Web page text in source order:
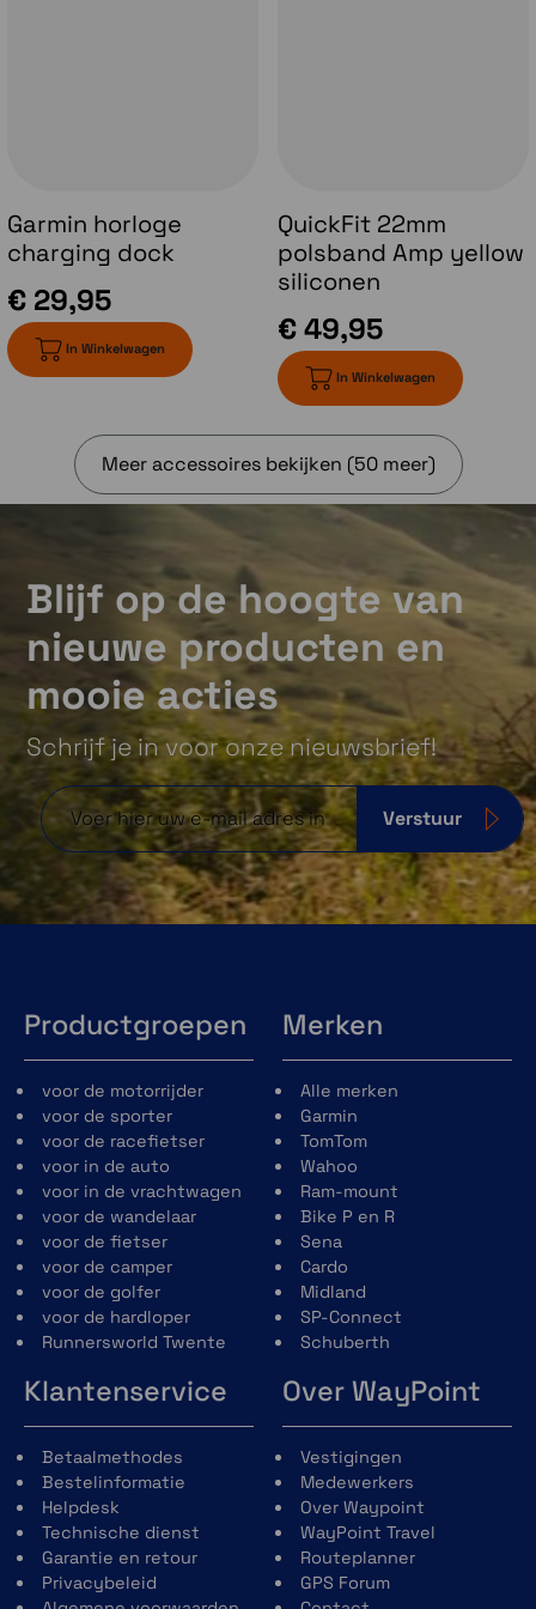
Krijg meer inzicht in de impact die elke run op
je lichaam heeft en krijg wekelijks een
aanbevolen maximale afstand, zodat je
effectief kunt blijven trainen zonder te veel
Of je nu hardloopt in de straten van de stad
of in het bos, de
Garmin Forerunner
970smartwatch biedt ingebouwde kaarten in
kleur, nu nog dynamischer, intuïtiever en
eenvoudiger te volgen.
Garmin horloge
charging dock
€ 29,95
In Winkelwagen
QuickFit 22mm
polsband Amp yellow
siliconen
€ 49,95
In Winkelwagen
Meer accessoires bekijken (50 meer)
Blijf op de hoogte van
nieuwe producten en
mooie acties
Schrijf je in voor onze nieuwsbrief!
Verstuur
Productgroepen
voor de motorrijder
voor de sporter
voor de racefietser
voor in de auto
voor in de vrachtwagen
voor de wandelaar
voor de fietser
voor de camper
voor de golfer
voor de hardloper
Runnersworld Twente
Merken
Alle merken
Garmin
TomTom
Wahoo
Ram-mount
Bike P en R
Sena
Cardo
Midland
SP-Connect
Schuberth
Klantenservice
Betaalmethodes
Bestelinformatie
Helpdesk
Technische dienst
Garantie en retour
Privacybeleid
Over WayPoint
Vestigingen
Medewerkers
Over Waypoint
WayPoint Travel
Routeplanner
GPS Forum